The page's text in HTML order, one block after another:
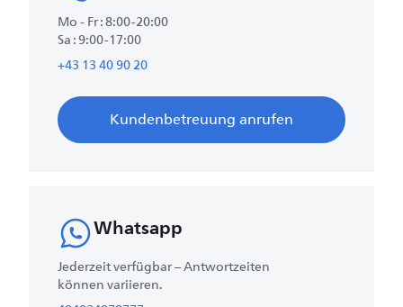
Mo - Fr : 8:00-20:00
Sa : 9:00-17:00
+43 13 40 90 20
Kundenbetreuung anrufen
Whatsapp
Jederzeit verfügbar – Antwortzeiten
können variieren.